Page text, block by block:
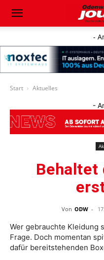
-
Start Aktuelles
-
Behaltet
Von ODW -
Wer gebrauchte Kleidung
Frage. Doch momentan
dafür bereitstehenden